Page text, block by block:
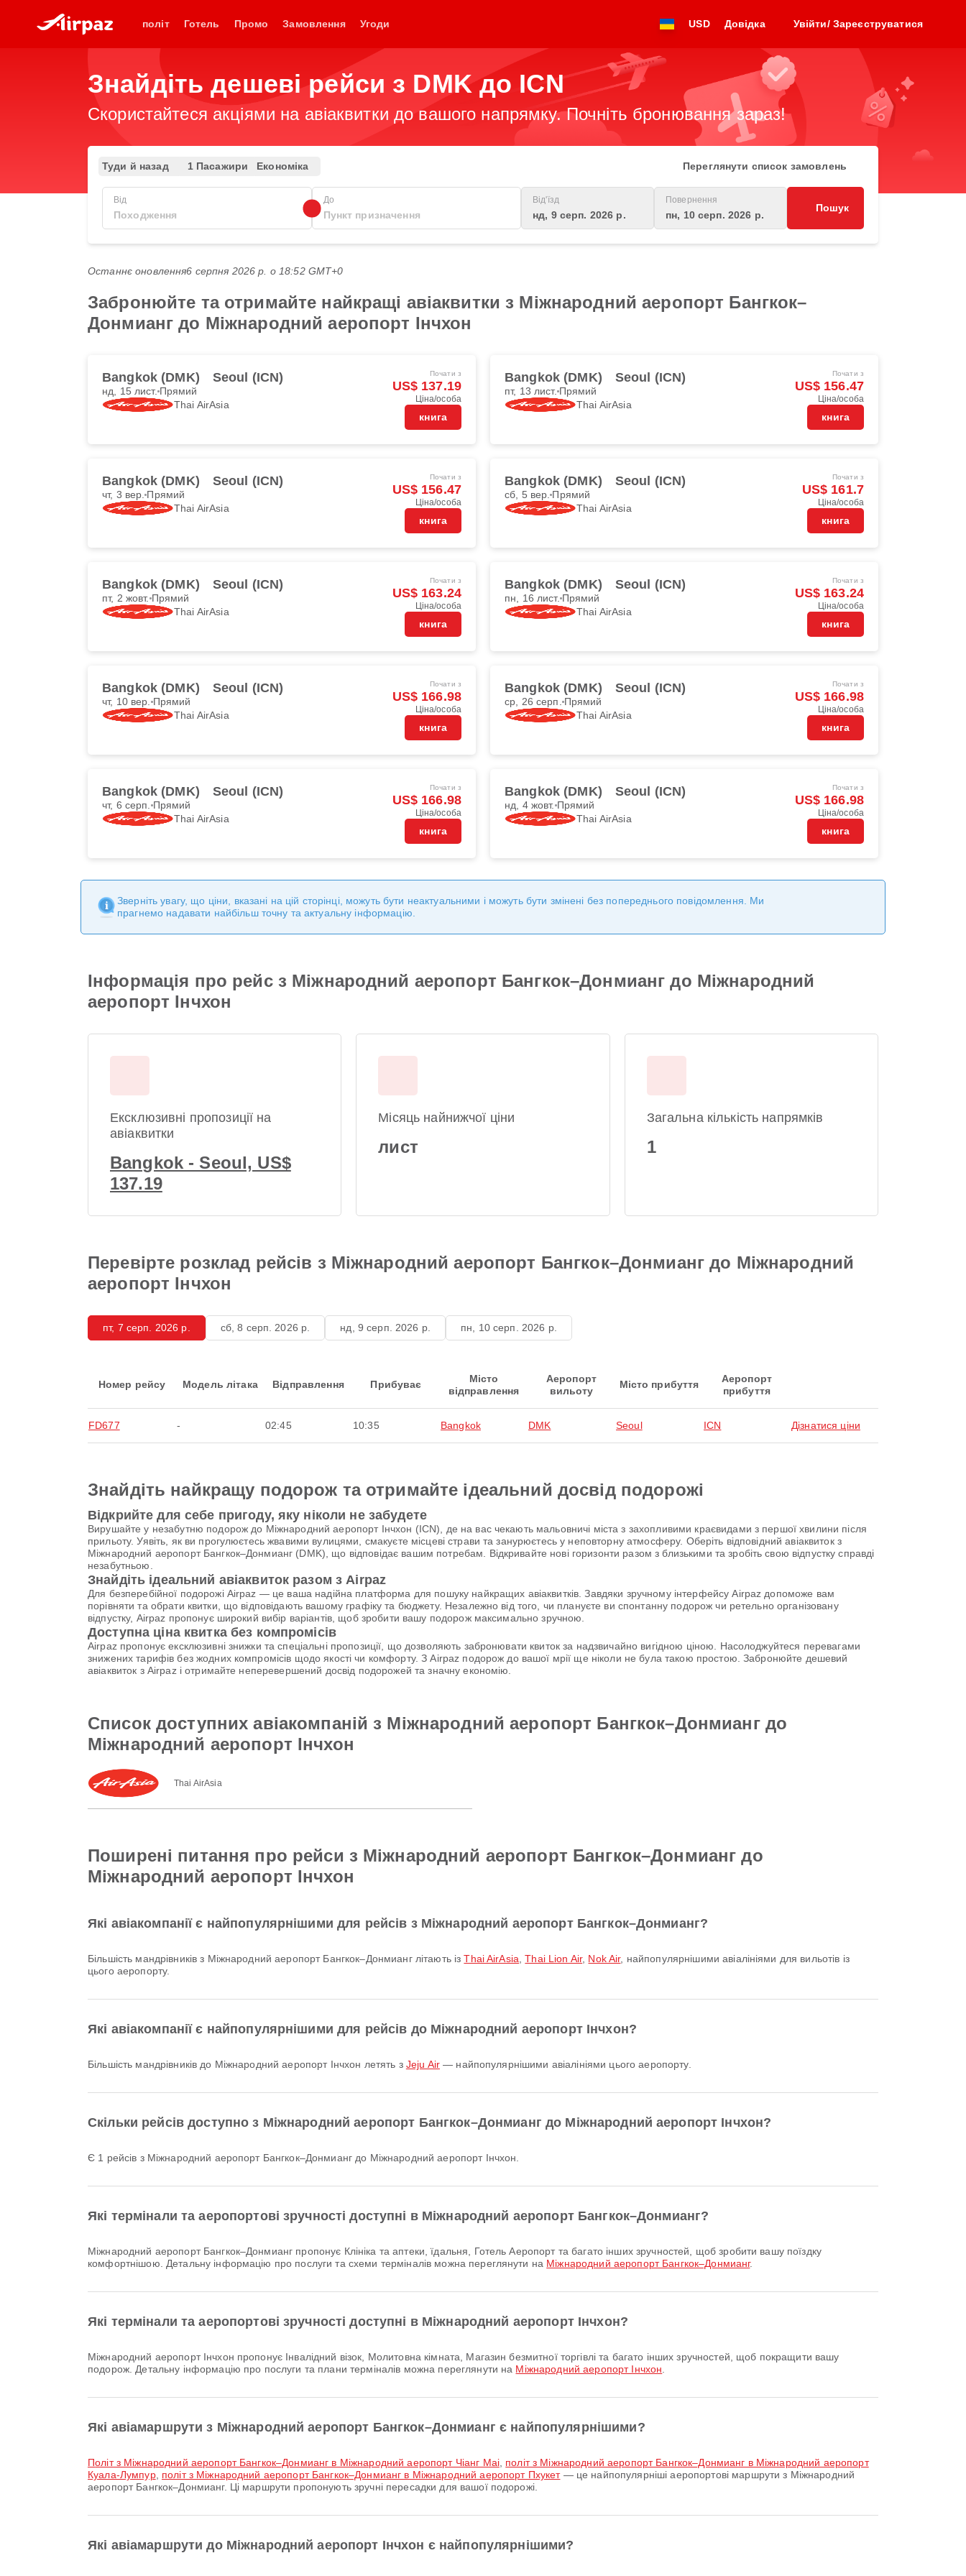
політ Готель Промо Замовлення Угоди USD Довідка Увійти/ Зареєструватися
Знайдіть дешеві рейси з DMK до ICN
Скористайтеся акціями на авіаквитки до вашого напрямку. Почніть бронювання зараз!
Туди й назад 1 Пасажири Економіка Переглянути список замовлень
Від До Від'їзд
нд, 9 серп. 2026 р.
Повернення
пн, 10 серп. 2026 р.
Пошук
Останнє оновлення6 серпня 2026 р. о 18:52 GMT+0
Забронюйте та отримайте найкращі авіаквитки з Міжнародний аеропорт Бангкок–
Донмианг до Міжнародний аеропорт Інчхон
Bangkok (DMK) Seoul (ICN)
нд, 15 лист. Прямий
Thai AirAsia
Почати з
US$ 137.19
Ціна/особа
книга
Bangkok (DMK) Seoul (ICN)
пт, 13 лист. Прямий
Thai AirAsia
Почати з
US$ 156.47
Ціна/особа
книга
Bangkok (DMK) Seoul (ICN)
чт, 3 вер. Прямий
Thai AirAsia
Почати з
US$ 156.47
Ціна/особа
книга
Bangkok (DMK) Seoul (ICN)
сб, 5 вер. Прямий
Thai AirAsia
Почати з
US$ 161.7
Ціна/особа
книга
Bangkok (DMK) Seoul (ICN)
пт, 2 жовт. Прямий
Thai AirAsia
Почати з
US$ 163.24
Ціна/особа
книга
Bangkok (DMK) Seoul (ICN)
пн, 16 лист. Прямий
Thai AirAsia
Почати з
US$ 163.24
Ціна/особа
книга
Bangkok (DMK) Seoul (ICN)
чт, 10 вер. Прямий
Thai AirAsia
Почати з
US$ 166.98
Ціна/особа
книга
Bangkok (DMK) Seoul (ICN)
ср, 26 серп. Прямий
Thai AirAsia
Почати з
US$ 166.98
Ціна/особа
книга
Bangkok (DMK) Seoul (ICN)
чт, 6 серп. Прямий
Thai AirAsia
Почати з
US$ 166.98
Ціна/особа
книга
Bangkok (DMK) Seoul (ICN)
нд, 4 жовт. Прямий
Thai AirAsia
Почати з
US$ 166.98
Ціна/особа
книга
Зверніть увагу, що ціни, вказані на цій сторінці, можуть бути неактуальними і можуть бути змінені без попереднього повідомлення. Ми
прагнемо надавати найбільш точну та актуальну інформацію.
Інформація про рейс з Міжнародний аеропорт Бангкок–Донмианг до Міжнародний
аеропорт Інчхон
Ексклюзивні пропозиції на
авіаквитки
Bangkok - Seoul, US$
137.19
Місяць найнижчої ціни
лист
Загальна кількість напрямків
1
Перевірте розклад рейсів з Міжнародний аеропорт Бангкок–Донмианг до Міжнародний
аеропорт Інчхон
пт, 7 серп. 2026 р. сб, 8 серп. 2026 р. нд, 9 серп. 2026 р. пн, 10 серп. 2026 р.
Номер рейсу Модель літака Відправлення Прибуває
Місто
відправлення
Аеропорт
вильоту
Місто прибуття
Аеропорт
прибуття
FD677 - 02:45 10:35 Bangkok DMK Seoul ICN Дізнатися ціни
Знайдіть найкращу подорож та отримайте ідеальний досвід подорожі
Відкрийте для себе пригоду, яку ніколи не забудете
Вирушайте у незабутню подорож до Міжнародний аеропорт Інчхон (ICN), де на вас чекають мальовничі міста з захопливими краєвидами з першої хвилини після
прильоту. Уявіть, як ви прогулюєтесь жвавими вулицями, смакуєте місцеві страви та занурюєтесь у неповторну атмосферу. Оберіть відповідний авіаквиток з
Міжнародний аеропорт Бангкок–Донмианг (DMK), що відповідає вашим потребам. Відкривайте нові горизонти разом з близькими та зробіть свою відпустку справді
незабутньою.
Знайдіть ідеальний авіаквиток разом з Airpaz
Для безперебійної подорожі Airpaz — це ваша надійна платформа для пошуку найкращих авіаквитків. Завдяки зручному інтерфейсу Airpaz допоможе вам
порівняти та обрати квитки, що відповідають вашому графіку та бюджету. Незалежно від того, чи плануєте ви спонтанну подорож чи ретельно організовану
відпустку, Airpaz пропонує широкий вибір варіантів, щоб зробити вашу подорож максимально зручною.
Доступна ціна квитка без компромісів
Airpaz пропонує ексклюзивні знижки та спеціальні пропозиції, що дозволяють забронювати квиток за надзвичайно вигідною ціною. Насолоджуйтеся перевагами
знижених тарифів без жодних компромісів щодо якості чи комфорту. З Airpaz подорож до вашої мрії ще ніколи не була такою простою. Забронюйте дешевий
авіаквиток з Airpaz і отримайте неперевершений досвід подорожей та значну економію.
Список доступних авіакомпаній з Міжнародний аеропорт Бангкок–Донмианг до
Міжнародний аеропорт Інчхон
Thai AirAsia
Поширені питання про рейси з Міжнародний аеропорт Бангкок–Донмианг до
Міжнародний аеропорт Інчхон
Які авіакомпанії є найпопулярнішими для рейсів з Міжнародний аеропорт Бангкок–Донмианг?
Більшість мандрівників з Міжнародний аеропорт Бангкок–Донмианг літають ізThai AirAsia ,Thai Lion Air, Nok Air, найпопулярнішими авіалініями для вильотів із
цього аеропорту.
Які авіакомпанії є найпопулярнішими для рейсів до Міжнародний аеропорт Інчхон?
Більшість мандрівників до Міжнародний аеропорт Інчхон летять з Jeju Air— найпопулярнішими авіалініями цього аеропорту.
Скільки рейсів доступно з Міжнародний аеропорт Бангкок–Донмианг до Міжнародний аеропорт Інчхон?
Є 1 рейсів з Міжнародний аеропорт Бангкок–Донмианг до Міжнародний аеропорт Інчхон.
Які термінали та аеропортові зручності доступні в Міжнародний аеропорт Бангкок–Донмианг?
Міжнародний аеропорт Бангкок–Донмианг пропонує Клініка та аптеки, їдальня, Готель Аеропорт та багато інших зручностей, щоб зробити вашу поїздку
комфортнішою. Детальну інформацію про послуги та схеми терміналів можна переглянути на Міжнародний аеропорт Бангкок–Донмианг.
Які термінали та аеропортові зручності доступні в Міжнародний аеропорт Інчхон?
Міжнародний аеропорт Інчхон пропонує Інвалідний візок, Молитовна кімната, Магазин безмитної торгівлі та багато інших зручностей, щоб покращити вашу
подорож. Детальну інформацію про послуги та плани терміналів можна переглянути на Міжнародний аеропорт Інчхон
Які авіамаршрути з Міжнародний аеропорт Бангкок–Донмианг є найпопулярнішими?
політ з Міжнародний аеропорт Бангкок–Донмианг в Міжнародний аеропорт Чіанг Маі, політ з Міжнародний аеропорт Бангкок–Донмианг в Міжнародний аеропорт
Куала-Лумпур, політ з Міжнародний аеропорт Бангкок–Донмианг в Міжнародний аеропорт Пхукет— це найпопулярніші аеропортові маршрути з Міжнародний
аеропорт Бангкок–Донмианг. Ці маршрути пропонують зручні пересадки для вашої подорожі.
Які авіамаршрути до Міжнародний аеропорт Інчхон є найпопулярнішими?